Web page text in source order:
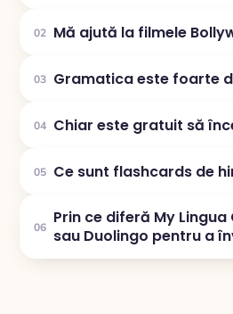
02 Mă ajută la filmele
03 Gramatica este foarte
04 Chiar este gratuit să
05 Ce sunt flashcards de
06 Prin ce diferă My Lingua
sau Duolingo pentru a